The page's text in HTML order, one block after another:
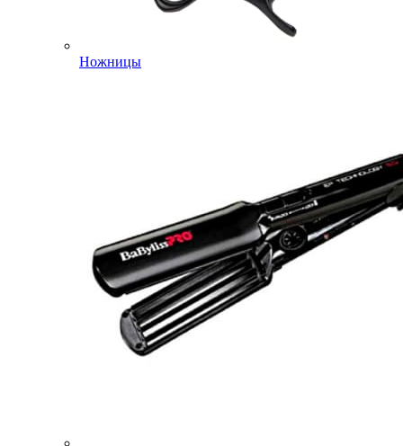
Ножницы